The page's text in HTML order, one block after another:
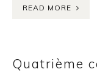
READ MORE
Quatrième